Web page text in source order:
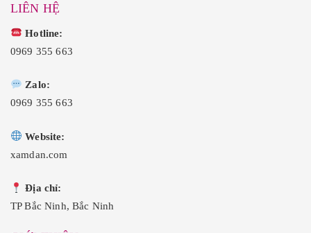
LIÊN HỆ
Hotline:
0969 355 663
Zalo:
0969 355 663
Website:
xamdan.com
Địa chỉ:
TP Bắc Ninh, Bắc Ninh